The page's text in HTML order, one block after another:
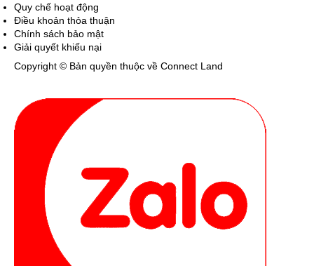
Quy chế hoạt động
Điều khoản thỏa thuận
Chính sách bảo mật
Giải quyết khiếu nại
Copyright © Bản quyền thuộc về Connect Land